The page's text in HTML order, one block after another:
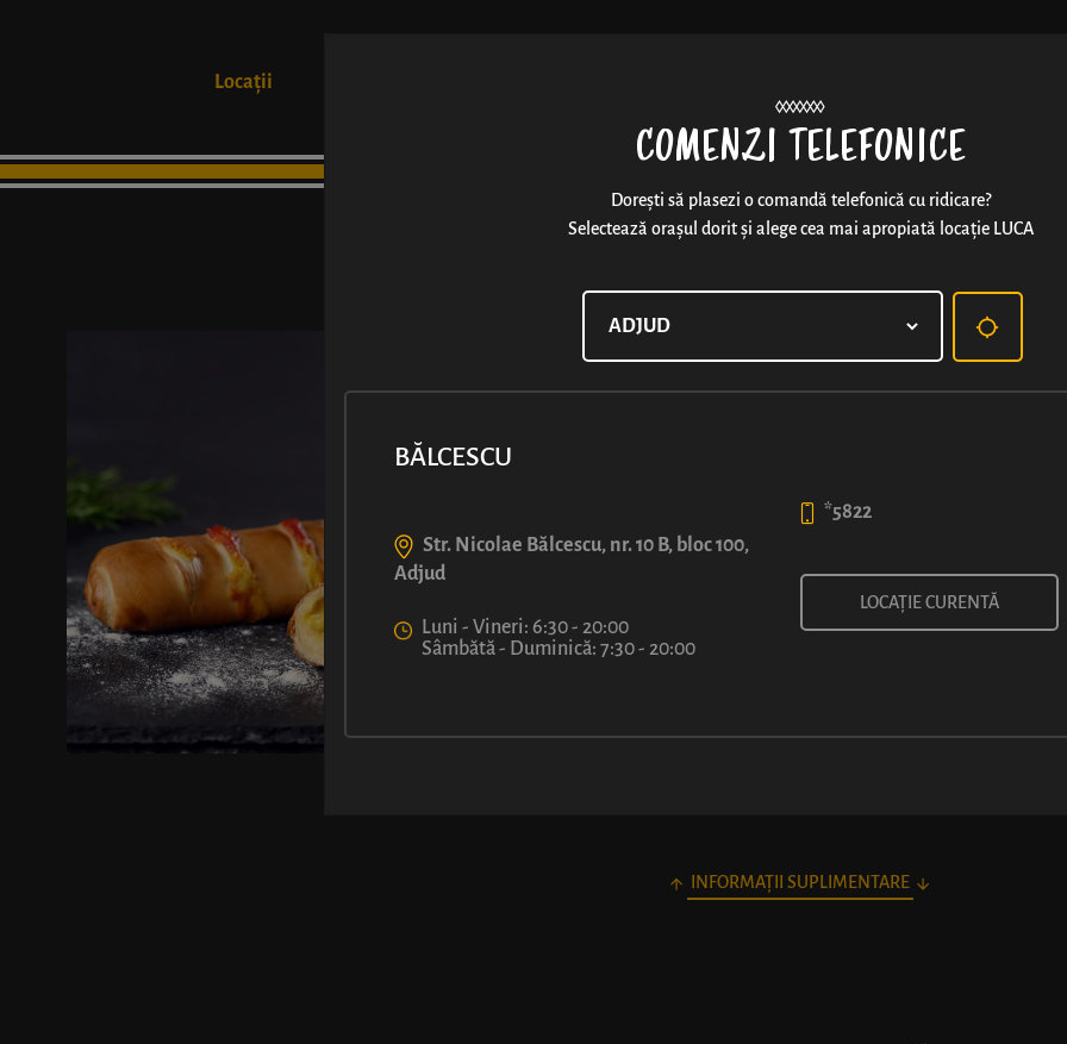
Locații
HAPPYLUCA®
7 lei
INFORMAȚII SUPLIMENTARE
COMENZI TELEFONICE
Dorești să plasezi o comandă telefonică cu ridicare?
Selectează orașul dorit și alege cea mai apropiată locație LUCA
BĂLCESCU
Str. Nicolae Bălcescu, nr. 10 B, bloc 100,
Adjud
Luni - Vineri: 6:30 - 20:00
Sâmbătă - Duminică: 7:30 - 20:00
*5822
LOCAȚIE CURENTĂ